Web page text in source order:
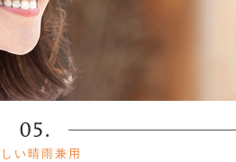
い晴雨兼用